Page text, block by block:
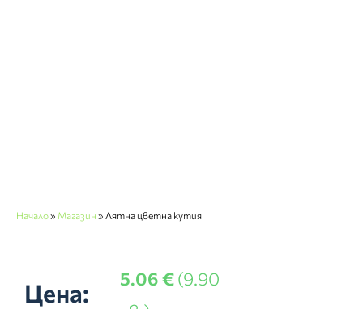
Начало» Магазин » Лятна цветна кутия
Цена: 5.06€(9.90